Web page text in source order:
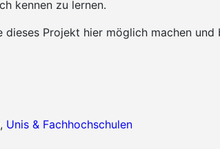
kennen zu lernen.
dieses Projekt hier möglich machen
, Unis & Fachhochschulen